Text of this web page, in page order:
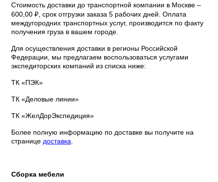
Стоимость доставки до транспортной компании в Москве –
600,00 ₽, срок отгрузки заказа 5 рабочих дней. Оплата
междугородних транспортных услуг, производится по факту
получения груза в вашем городе.
Для осуществления доставки в регионы Российской
Федерации, мы предлагаем воспользоваться услугами
экспедиторских компаний из списка ниже:
ТК «ПЭК»
ТК «Деловые линии»
ТК «ЖелДорЭкспедиция»
Более полную информацию по доставке вы получите на
странице доставка
Сборка мебели